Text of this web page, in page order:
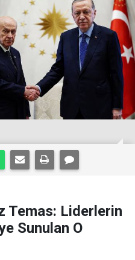
Temas: Liderlerin
Sunulan O